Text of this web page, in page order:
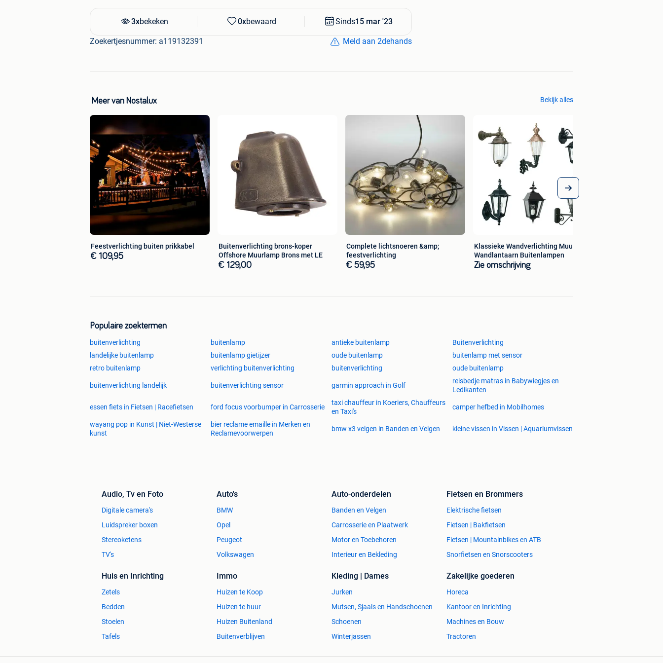
3xbekeken 0xbewaard Sinds15 mar '23
Zoekertjesnummer: a119132391 Meld aan 2dehands
Meer van Nostalux Bekijk alles
Feestverlichting buiten prikkabel
€ 109,95
Buitenverlichting brons-koper
Offshore Muurlamp Brons met LE
€ 129,00
Complete lichtsnoeren &amp;
feestverlichting
€ 59,95
Klassieke Wandverlichting Muurlamp
Wandlantaarn Buitenlampen
Zie omschrijving
Populaire zoektermen
buitenverlichting buitenlamp antieke buitenlamp
Buitenverlichting
landelijke buitenlamp
buitenlamp gietijzer oude buitenlamp
buitenlamp met sensor
retro buitenlamp
verlichting buitenverlichting buitenverlichting oude buitenlamp
buitenverlichting landelijk buitenverlichting sensor garmin approach in Golf
reisbedje matras in Babywiegjes en
Ledikanten
essen fiets in Fietsen | Racefietsen ford focus voorbumper in Carrosserie
taxi chauffeur in Koeriers, Chauffeurs
en Taxi's
camper hefbed in Mobilhomes
wayang pop in Kunst | Niet-Westerse
kunst
bier reclame emaille in Merken en
Reclamevoorwerpen
bmw x3 velgen in Banden en Velgen kleine vissen in Vissen | Aquariumvissen
Audio, Tv en Foto
Digitale camera's
Luidspreker boxen
Stereoketens
TV's
Auto's
BMW
Opel
Peugeot
Volkswagen
Auto-onderdelen
Banden en Velgen
Carrosserie en Plaatwerk
Motor en Toebehoren
Interieur en Bekleding
Fietsen en Brommers
Elektrische fietsen
Fietsen | Bakfietsen
Fietsen | Mountainbikes en ATB
Snorfietsen en Snorscooters
Huis en Inrichting
Zetels
Bedden
Stoelen
Tafels
Immo
Huizen te Koop
Huizen te huur
Huizen Buitenland
Buitenverblijven
Kleding | Dames
Jurken
Mutsen, Sjaals en Handschoenen
Schoenen
Winterjassen
Zakelijke goederen
Horeca
Kantoor en Inrichting
Machines en Bouw
Tractoren